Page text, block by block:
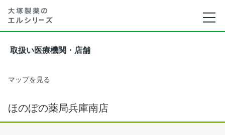
取扱い医療機関・店舗
マップを見る
ほのぼの薬局兵庫南店